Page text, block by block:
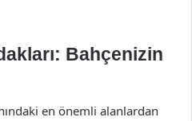
Bahçenizin
en önemli alanlardan